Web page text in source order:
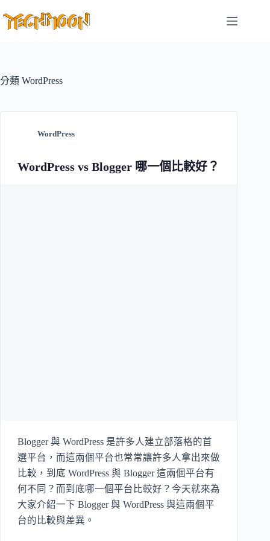
至
容
分類 WordPress
WordPress
WordPress vs Blogger 哪一個比較好？
Blogger 與 WordPress 是許多人建立部落格的首
選平台，而這兩個平台也常常讓許多人拿出來做
比較，到底 WordPress 與 Blogger 這兩個平台有
何不同？而到底哪一個平台比較好？今天就來為
大家介紹一下 Blogger 與 WordPress 與這兩個平
台的比較與差異。